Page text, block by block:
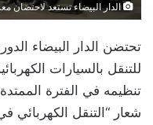
الدار البيضاء تستعد لاحتضان
تحتضن الدار البيضاء
شعار “التنقل الكهربائي